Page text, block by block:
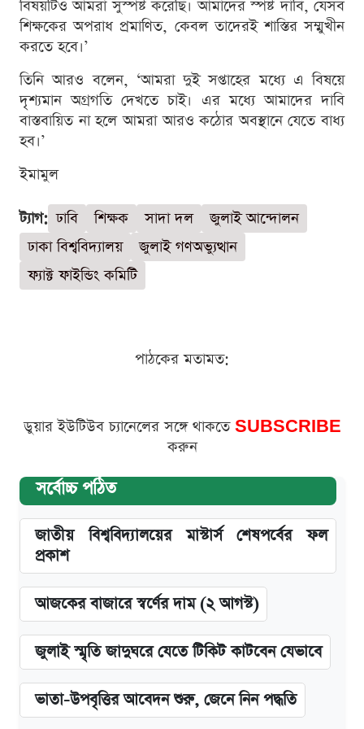
বিষয়টিও আমরা সুস্পষ্ট করেছি। আমাদের স্পষ্ট দাবি, যেসব
শিক্ষকের অপরাধ প্রমাণিত, কেবল তাদেরই শাস্তির সম্মুখীন
করতে হবে।’
তিনি আরও বলেন, ‘আমরা দুই সপ্তাহের মধ্যে এ বিষয়ে
দৃশ্যমান অগ্রগতি দেখতে চাই। এর মধ্যে আমাদের দাবি
বাস্তবায়িত না হলে আমরা আরও কঠোর অবস্থানে যেতে বাধ্য
হব।’
ইমামুল
ট্যাগ: ঢাবি শিক্ষক সাদা দল
জুলাই আন্দোলন
ঢাকা বিশ্ববিদ্যালয়
জুলাই গণঅভ্যুত্থান
ফ্যাক্ট ফাইন্ডিং কমিটি
পাঠকের মতামত:
ডুয়ার ইউটিউব চ্যানেলের সঙ্গে থাকতে SUBSCRIBE
করুন
সর্বোচ্চ পঠিত
জাতীয় বিশ্ববিদ্যালয়ের মাস্টার্স শেষপর্বের ফল
প্রকাশ
আজকের বাজারে স্বর্ণের দাম (২ আগস্ট)
জুলাই স্মৃতি জাদুঘরে যেতে টিকিট কাটবেন যেভাবে
ভাতা-উপবৃত্তির আবেদন শুরু, জেনে নিন পদ্ধতি